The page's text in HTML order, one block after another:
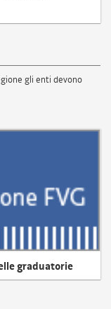
gli enti devono
graduatorie